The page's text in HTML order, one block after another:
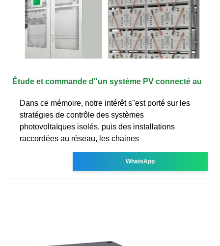
Étude et commande d''un système PV connecté au
Dans ce mémoire, notre intérêt s''est porté sur les
stratégies de contrôle des systèmes
photovoltaïques isolés, puis des installations
raccordées au réseau, les chaines
WhatsApp